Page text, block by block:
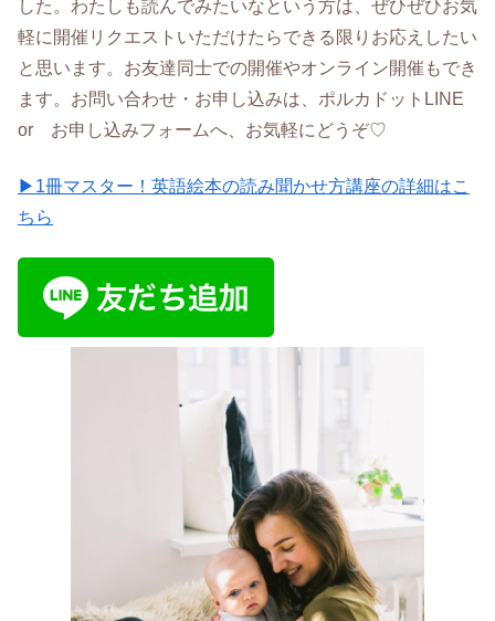
した。わたしも読んでみたいなという方は、ぜひぜひお気
軽に開催リクエストいただけたらできる限りお応えしたい
と思います。お友達同士での開催やオンライン開催もでき
ます。お問い合わせ・お申し込みは、ポルカドットLINE
or お申し込みフォームへ、お気軽にどうぞ♡
▶1冊マスター！英語絵本の読み聞かせ方講座の詳細はこ
ちら